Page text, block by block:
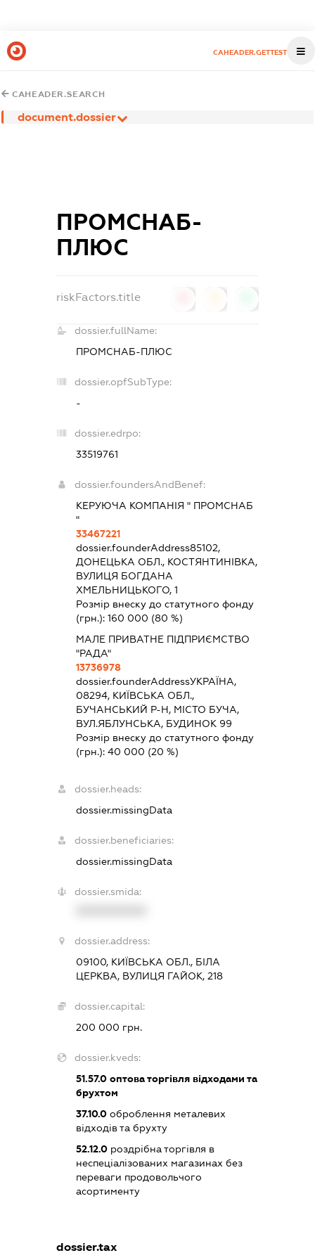
CAHEADER.GETTEST
CAHEADER.SEARCH
document.dossier
ПРОМСНАБ-
ПЛЮС
riskFactors.title
dossier.fullName:
ПРОМСНАБ-ПЛЮС
dossier.opfSubType:
-
dossier.edrpo:
33519761
dossier.foundersAndBenef:
КЕРУЮЧА КОМПАНІЯ " ПРОМСНАБ
"
33467221
dossier.founderAddress85102,
ДОНЕЦЬКА ОБЛ., КОСТЯНТИНІВКА,
ВУЛИЦЯ БОГДАНА
ХМЕЛЬНИЦЬКОГО, 1
Розмір внеску до статутного фонду
(грн.):160 000 (80 %)
МАЛЕ ПРИВАТНЕ ПІДПРИЄМСТВО
"РАДА"
13736978
dossier.founderAddressУКРАЇНА,
08294, КИЇВСЬКА ОБЛ.,
БУЧАНСЬКИЙ Р-Н, МІСТО БУЧА,
ВУЛ.ЯБЛУНСЬКА, БУДИНОК 99
Розмір внеску до статутного фонду
(грн.):40 000 (20 %)
dossier.heads:
dossier.missingData
dossier.beneficiaries:
dossier.missingData
dossier.smida:
dossier.address:
09100, КИЇВСЬКА ОБЛ., БІЛА
ЦЕРКВА, ВУЛИЦЯ ГАЙОК, 218
dossier.capital:
200 000 грн.
dossier.kveds:
51.57.0 оптова торгівля відходами та
брухтом
37.10.0 оброблення металевих
відходів та брухту
52.12.0 роздрібна торгівля в
неспеціалізованих магазинах без
переваги продовольчого
асортименту
dossier.tax